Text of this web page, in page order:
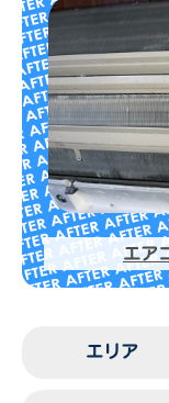
エア
エリア